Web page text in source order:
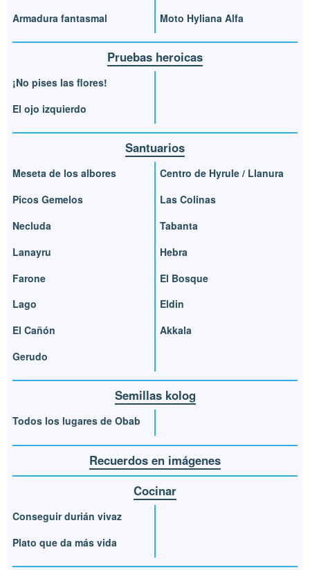
Armadura fantasmal
Moto Hyliana Alfa
Pruebas heroicas
¡No pises las flores!
El ojo izquierdo
Santuarios
Meseta de los albores
Picos Gemelos
Necluda
Lanayru
Farone
Lago
El Cañón
Gerudo
Centro de Hyrule / Llanura
Las Colinas
Tabanta
Hebra
El Bosque
Eldin
Akkala
Semillas kolog
Todos los lugares de Obab
Recuerdos en imágenes
Cocinar
Conseguir durián vivaz
Plato que da más vida